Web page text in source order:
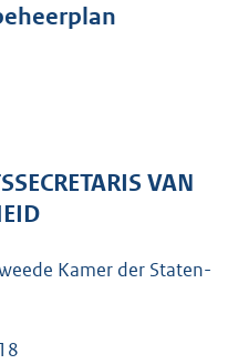
s
e
:
0
VAN
Kamer der Staten-